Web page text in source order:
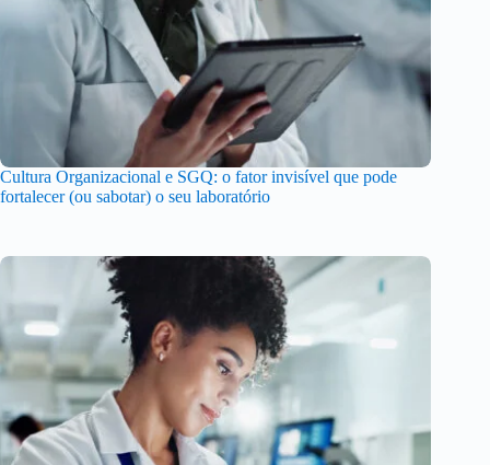
Cultura Organizacional e SGQ: o fator invisível que pode
fortalecer (ou sabotar) o seu laboratório